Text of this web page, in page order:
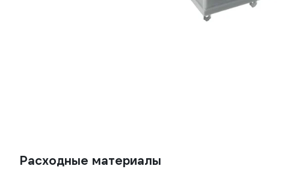
Расходные материалы